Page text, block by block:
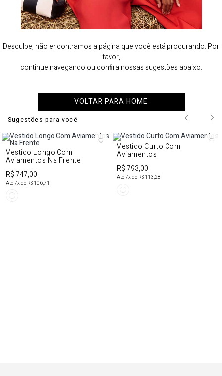
Desculpe, não encontramos a página que você está procurando. Por
favor,
continue navegando ou confira nossas sugestões abaixo.
VOLTAR PARA HOME
Sugestões para você
Vestido Longo Com
Aviamentos Na Frente
R$ 747,00
Até7x de R$ 106,71
Vestido Curto Com
Aviamentos
R$ 793,00
Até7x de R$ 113,28